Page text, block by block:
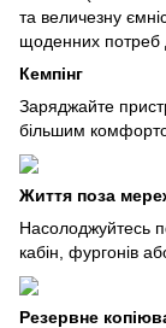
та величезну
щоденних потреб
Кемпінг
Заряджайте
більшим
Життя поза
Насолоджуйтесь
кабін, фургонів
Резервне